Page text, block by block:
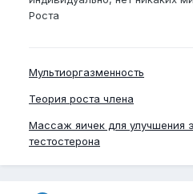
Роста
Мультиоргазменность
Теория роста члена
Массаж яичек для улучшения
тестостерона